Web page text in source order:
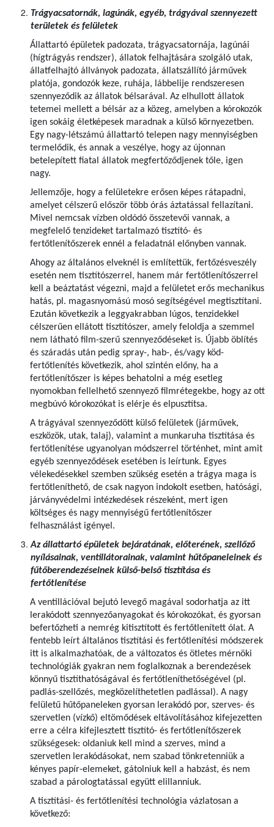
Trágyacsatornák, lagúnák, egyéb, trágyával szennyezett
területek és felületek
Állattartó épületek padozata, trágyacsatornája, lagúnái
(hígtrágyás rendszer), állatok felhajtására szolgáló utak,
állatfelhajtó állványok padozata, állatszállító járművek
platója, gondozók keze, ruhája, lábbelije rendszeresen
szennyeződik az állatok bélsarával. Az elhullott állatok
tetemei mellett a bélsár az a közeg, amelyben a kórokozók
igen sokáig életképesek maradnak a külső környezetben.
Egy nagy-létszámú állattartó telepen nagy mennyiségben
termelődik, és annak a veszélye, hogy az újonnan
betelepített fiatal állatok megfertőződjenek tőle, igen
nagy.
Jellemzője, hogy a felületekre erősen képes rátapadni,
amelyet célszerű először több órás áztatással fellazítani.
Mivel nemcsak vízben oldódó összetevői vannak, a
megfelelő tenzideket tartalmazó tisztító- és
fertőtlenítőszerek ennél a feladatnál előnyben vannak.
Ahogy az általános elveknél is említettük, fertőzésveszély
esetén nem tisztítószerrel, hanem már fertőtlenítőszerrel
kell a beáztatást végezni, majd a felületet erős mechanikus
hatás, pl. magasnyomású mosó segítségével megtisztítani.
Ezután következik a leggyakrabban lúgos, tenzidekkel
célszerűen ellátott tisztítószer, amely feloldja a szemmel
nem látható film-szerű szennyeződéseket is. Újabb öblítés
és száradás után pedig spray-, hab-, és/vagy köd-
fertőtlenítés következik, ahol szintén előny, ha a
fertőtlenítőszer is képes behatolni a még esetleg
nyomokban fellelhető szennyező filmrétegekbe, hogy az ott
megbúvó kórokozókat is elérje és elpusztítsa.
A trágyával szennyeződött külső felületek (járművek,
eszközök, utak, talaj), valamint a munkaruha tisztítása és
fertőtlenítése ugyanolyan módszerrel történhet, mint amit
egyéb szennyeződések esetében is leírtunk. Egyes
vélekedésekkel szemben szükség esetén a trágya maga is
fertőtleníthető, de csak nagyon indokolt esetben, hatósági,
járványvédelmi intézkedések részeként, mert igen
költséges és nagy mennyiségű fertőtlenítőszer
felhasználást igényel.
Az állattartó épületek bejáratának, előterének, szellőző
nyílásainak, ventillátorainak, valamint hűtőpaneleinek és
fűtőberendezéseinek külső-belső tisztítása és
fertőtlenítése
A ventillációval bejutó levegő magával sodorhatja az itt
lerakódott szennyezőanyagokat és kórokozókat, és gyorsan
befertőzheti a nemrég kitisztított és fertőtlenített ólat. A
fentebb leírt általános tisztítási és fertőtlenítési módszerek
itt is alkalmazhatóak, de a változatos és ötletes mérnöki
technológiák gyakran nem foglalkoznak a berendezések
könnyű tisztíthatóságával és fertőtleníthetőségével (pl.
padlás-szellőzés, megközelíthetetlen padlással). A nagy
felületű hűtőpaneleken gyorsan lerakódó por, szerves- és
szervetlen (vízkő) eltömődések eltávolításához kifejezetten
erre a célra kifejlesztett tisztító- és fertőtlenítőszerek
szükségesek: oldaniuk kell mind a szerves, mind a
szervetlen lerakódásokat, nem szabad tönkretenniük a
kényes papír-elemeket, gátolniuk kell a habzást, és nem
szabad a párologtatással együtt elillanniuk.
A tisztítási- és fertőtlenítési technológia vázlatosan a
következő: